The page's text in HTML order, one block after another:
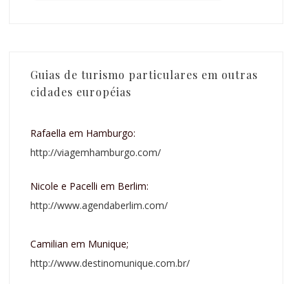
Guias de turismo particulares em outras
cidades européias
Rafaella em Hamburgo:
http://viagemhamburgo.com/
Nicole e Pacelli em Berlim:
http://www.agendaberlim.com/
Camilian em Munique;
http://www.destinomunique.com.br/